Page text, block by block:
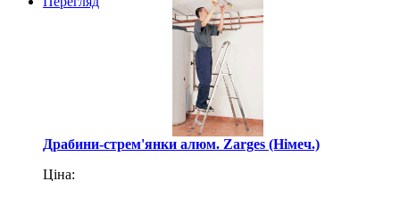
Драбини-стрем'янки алюм. Zarges (Німеч.)
Ціна: